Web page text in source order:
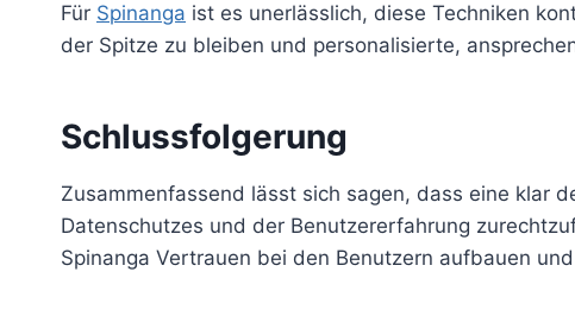
Für Spinanga ist es unerlässlich, diese Techniken
der Spitze zu bleiben und personalisierte,
Schlussfolgerung
Zusammenfassend lässt sich sagen, dass eine klar
Datenschutzes und der Benutzererfahrung
Spinanga Vertrauen bei den Benutzern aufbauen